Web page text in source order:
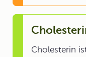
Cholesterin